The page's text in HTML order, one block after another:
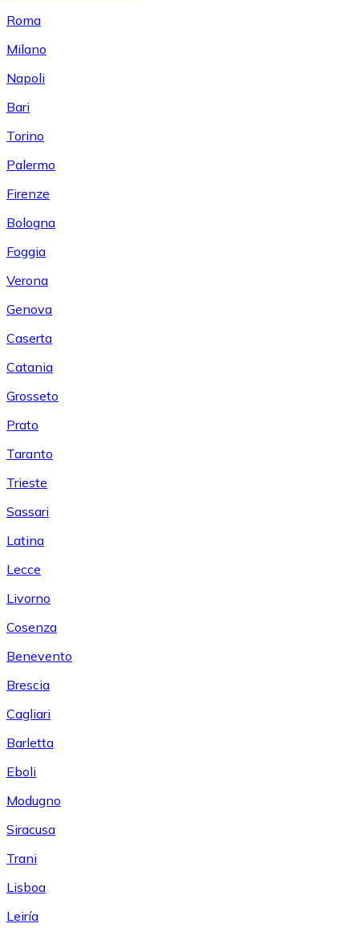
Roma
Milano
Napoli
Bari
Torino
Palermo
Firenze
Bologna
Foggia
Verona
Genova
Caserta
Catania
Grosseto
Prato
Taranto
Trieste
Sassari
Latina
Lecce
Livorno
Cosenza
Benevento
Brescia
Cagliari
Barletta
Eboli
Modugno
Siracusa
Trani
Lisboa
Leiría